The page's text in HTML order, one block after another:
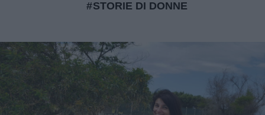
STORIE DI DONNE